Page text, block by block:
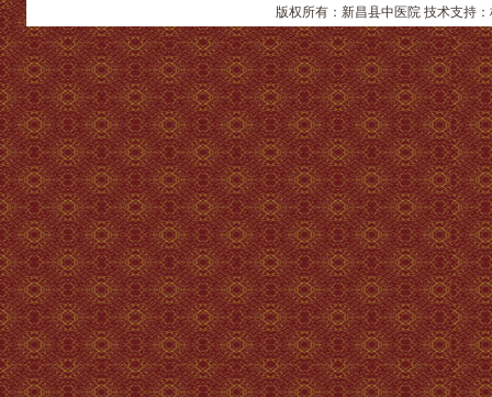
版权所有：新昌县中医院 技术支持